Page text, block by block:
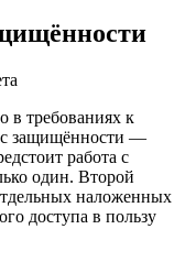
в требованиях к
защищённости —
работа с
один. Второй
наложенных
доступа в пользу